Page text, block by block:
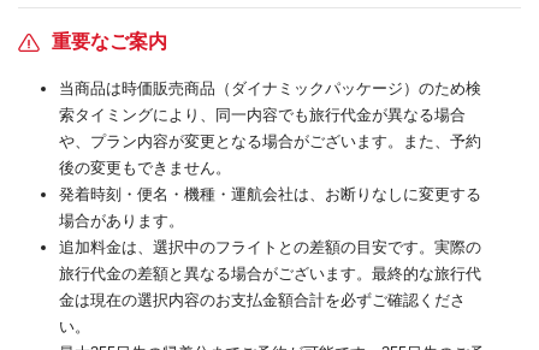
重要なご案内
当商品は時価販売商品（ダイナミックパッケージ）のため検
索タイミングにより、同一内容でも旅行代金が異なる場合
や、プラン内容が変更となる場合がございます。また、予約
後の変更もできません。
発着時刻・便名・機種・運航会社は、お断りなしに変更する
場合があります。
追加料金は、選択中のフライトとの差額の目安です。実際の
旅行代金の差額と異なる場合がございます。最終的な旅行代
金は現在の選択内容のお支払金額合計を必ずご確認くださ
い。